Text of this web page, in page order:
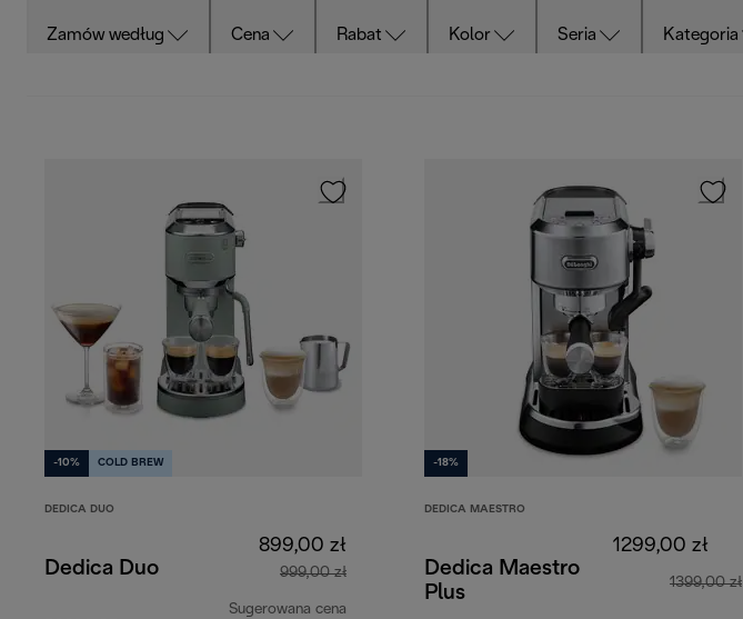
Zamów według Cena Rabat Kolor Seria Kategoria
-10% COLD BREW
DEDICA DUO
Dedica Duo
899,00 zł
999,00 zł
Sugerowana cena
-18%
DEDICA MAESTRO
Dedica Maestro
Plus
1299,00 zł
1399,00 zł